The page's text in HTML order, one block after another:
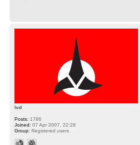
lvd
Posts: 1786
Joined: 07 Apr 2007, 22:28
Group: Registered users